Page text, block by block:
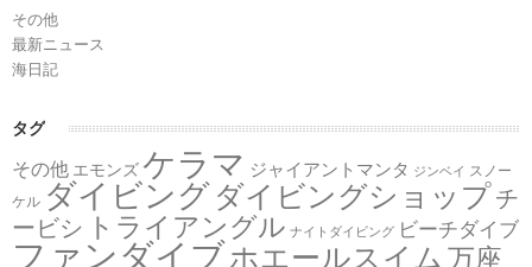
その他
最新ニュース
海日記
タグ
その他 エモンズ ケラマ ジャイアントマンタ ジンベイ
スノー
ケル ダイビング ダイビングショップチ
ービシ トライアングル ナイトダイビング ビーチダイブ
ファンダイブホエールスイム 万座